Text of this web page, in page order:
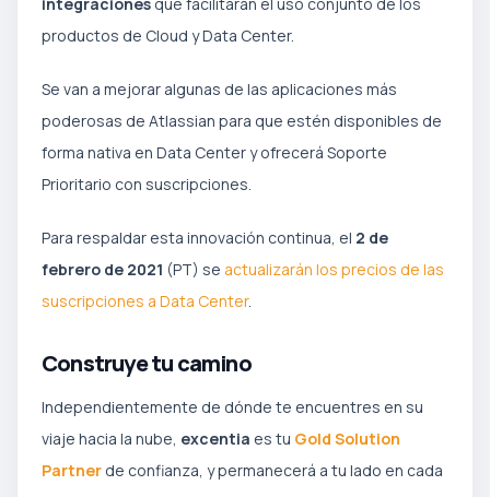
productos de Cloud y Data Center.
Se van a mejorar algunas de las aplicaciones más
poderosas de Atlassian para que estén disponibles de
forma nativa en Data Center y ofrecerá Soporte
Prioritario con suscripciones.
Para respaldar esta innovación continua, el 2 de
febrero de 2021 (PT) se actualizarán los precios de las
suscripciones a Data Center.
Construye tu camino
Independientemente de dónde te encuentres en su
viaje hacia la nube, excentia es tu Gold Solution
Partner de confianza, y permanecerá a tu lado en cada